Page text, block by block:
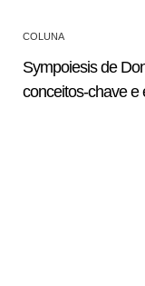
COLUNA
Sympoiesis de
conceitos-chave e